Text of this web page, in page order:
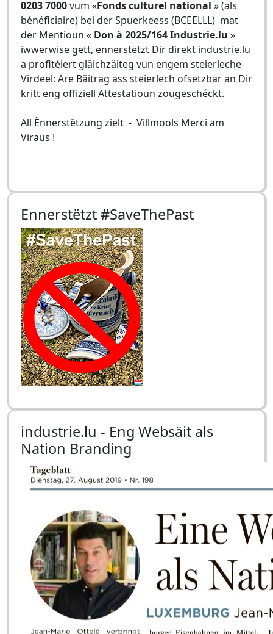
0203 7000vum «Fonds culturel national » (als
bénéficiaire) bei der Spuerkeess (BCEELLL) mat
der Mentioun « Don à 2025/164 Industrie.lu »
iwwerwise gëtt, ënnerstëtzt Dir direkt industrie.lu
a profitéiert gläichzäiteg vun engem steierleche
Virdeel: Äre Bäitrag ass steierlech ofsetzbar an Dir
kritt eng offiziell Attestatioun zougeschéckt.
All Ënnerstëtzung zielt - Villmools Merci am
Viraus !
Ennerstëtzt #SaveThePast
industrie.lu - Eng Websäit als
Nation Branding